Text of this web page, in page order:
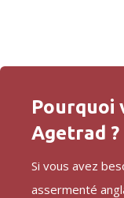
Pourquoi
Agetrad ?
Si vous avez
assermenté